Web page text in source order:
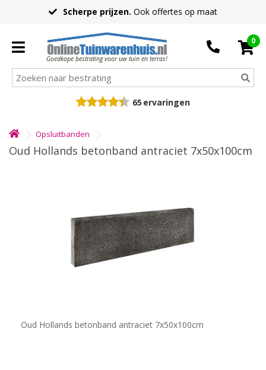
Scherpe prijzen. Ook offertes op maat
Goedkope bestrating voor uw tuin en terras!
0
65 ervaringen
Opsluitbanden
Oud Hollands betonband antraciet 7x50x100cm
Oud Hollands betonband antraciet 7x50x100cm